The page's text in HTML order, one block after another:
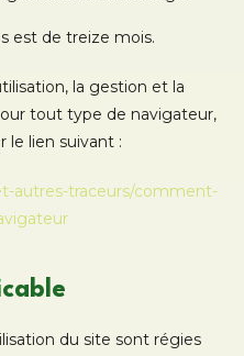
est de treize mois.
la gestion et la
tout type de navigateur,
le lien suivant :
autres-traceurs/comment-
du site sont régies